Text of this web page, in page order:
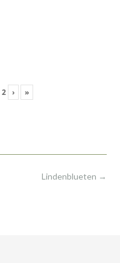
2 › »
Lindenblueten →